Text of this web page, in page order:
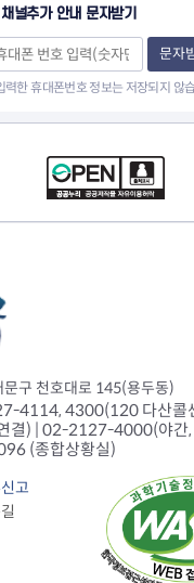
채널추가 안내 문자받기
문자
한 휴대폰번호 정보는 저장되지 않
구 천호대로 145(용두동)
4114, 4300(120 다산콜
결) | 02-2127-4000(야간,
(종합상황실)
고